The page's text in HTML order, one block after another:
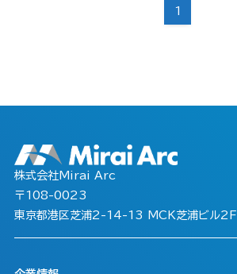
1
株式会社Mirai Arc
〒108-0023
東京都港区芝浦2-14-13 MCK芝浦ビル2F